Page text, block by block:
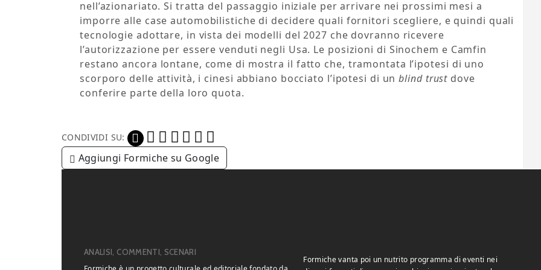
nell’azionariato. Si tratta del passaggio iniziale per arrivare nei prossimi mesi a
imporre alle case automobilistiche di decidere quali fornitori scegliere, e quindi quali
tecnologie adottare, in vista dei modelli del 2027 che dovranno ricevere
l’autorizzazione per essere venduti negli Usa. Le posizioni di Sinochem e Camfin
restano ancora lontane, come di mostra il fatto che, tramontata l’ipotesi di uno
scorporo delle attività, i cinesi abbiano bocciato l’ipotesi di unblind trust dove
conferire parte della loro quota.
CONDIVIDI SU:
Aggiungi Formiche su Google
ANALISI, COMMENTI, SCENARI
Formiche vanta poi un nutrito programma di eventi nei